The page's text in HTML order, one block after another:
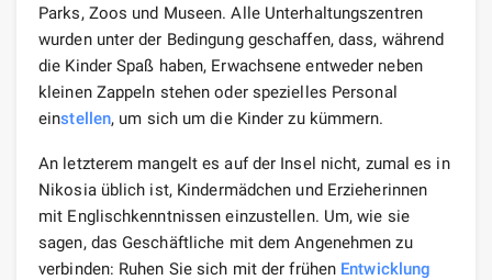
Parks, Zoos und Museen. Alle Unterhaltungszentren
wurden unter der Bedingung geschaffen, dass, während
die Kinder Spaß haben, Erwachsene entweder neben
kleinen Zappeln stehen oder spezielles Personal
einstellen, um sich um die Kinder zu kümmern.
An letzterem mangelt es auf der Insel nicht, zumal es in
Nikosia üblich ist, Kindermädchen und Erzieherinnen
mit Englischkenntnissen einzustellen. Um, wie sie
sagen, das Geschäftliche mit dem Angenehmen zu
verbinden: Ruhen Sie sich mit der frühen Entwicklung